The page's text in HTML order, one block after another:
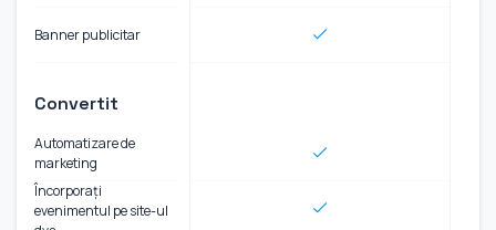
Banner publicitar
Convertit
Automatizare de
marketing
Încorporați
evenimentul pe site-ul